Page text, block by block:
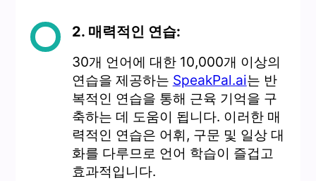
2. 매력적인 연습:
30개 언어에 대한 10,000개 이상의
연습을 제공하는 SpeakPal.ai는 반
복적인 연습을 통해 근육 기억을 구
축하는 데 도움이 됩니다. 이러한 매
력적인 연습은 어휘, 구문 및 일상 대
화를 다루므로 언어 ​​학습이 즐겁고
효과적입니다.